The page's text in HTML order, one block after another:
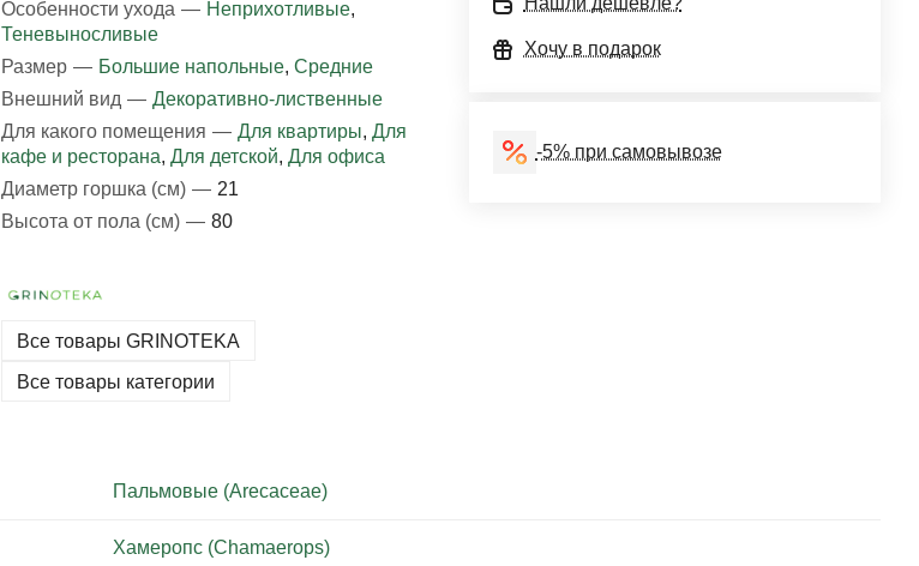
Особенности ухода — Неприхотливые,
Теневыносливые
Размер — Большие напольные, Средние
Внешний вид — Декоративно-лиственные
Для какого помещения — Для квартиры, Для
кафе и ресторана, Для детской, Для офиса
Диаметр горшка (см) — 21
Высота от пола (см) — 80
Все товары GRINOTEKA
Все товары категории
Хочу в подарок
-5% при самовывозе
Пальмовые (Arecaceae)
Хамеропс (Chamaerops)